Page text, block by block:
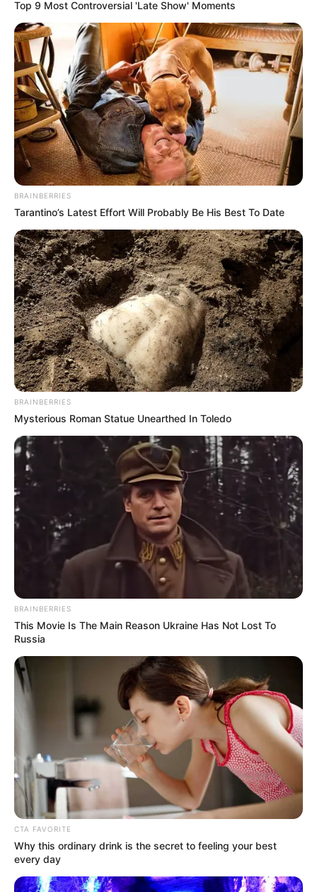
TOVÁBBI LEHETŐSÉGEK
OK, ELFOGADOM